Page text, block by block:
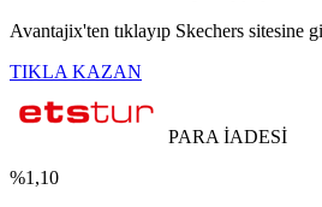
Avantajix'ten tıklayıp Skechers sitesine
TIKLA KAZAN
PARA İADESİ
%1,10